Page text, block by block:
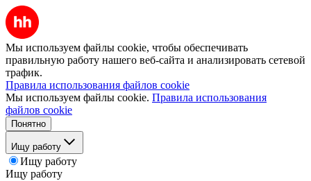
Мы используем файлы cookie, чтобы обеспечивать
правильную работу нашего веб-сайта и анализировать сетевой
трафик.
Правила использования файлов cookie
Мы используем файлы cookie. Правила использования
файлов cookie
Понятно
Ищу работу
Ищу работу
Ищу работу